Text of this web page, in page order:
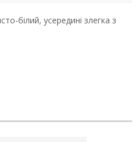
білий, усередині злегка з